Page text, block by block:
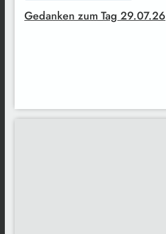
Gedanken zum Tag 29.07.26